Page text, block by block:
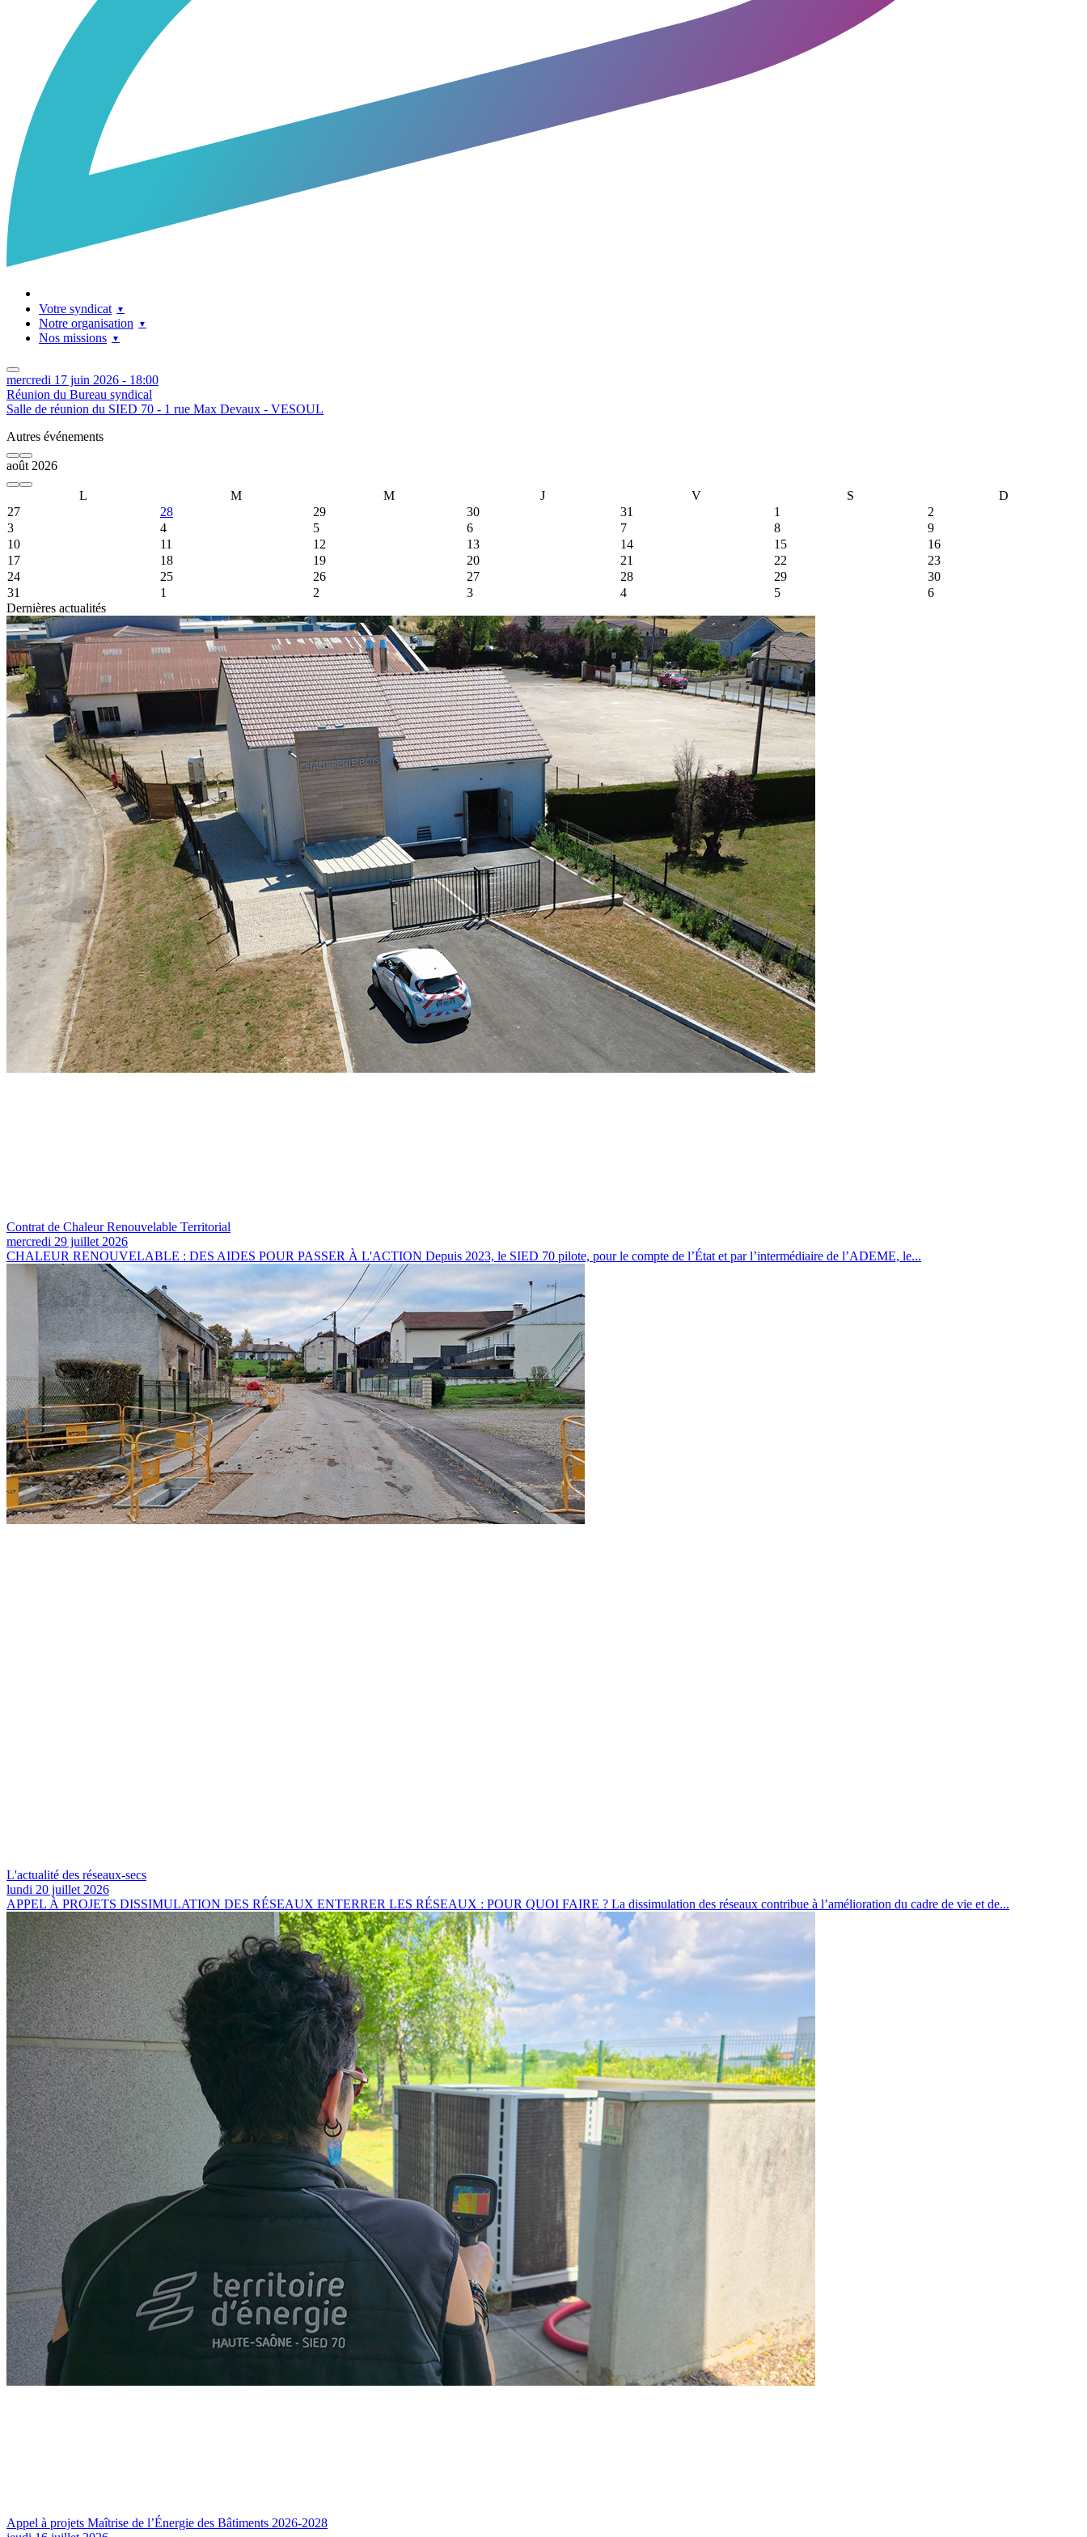
Votre syndicat
Notre organisation
Nos missions
mercredi 17 juin 2026 - 18:00
Réunion du Bureau syndical
Salle de réunion du SIED 70 - 1 rue Max Devaux - VESOUL
Autres événements
août 2026
L M M J V S
D
27
28 29 30 31 1
2
3
4 5 6 7 8
9
10
11 12 13 14 15
16
17
18 19 20 21 22
23
24
25 26 27 28 29
30
31
1 2 3 4 5
6
Event Date, août 2026
Dernières actualités
Contrat de Chaleur Renouvelable Territorial
mercredi 29 juillet 2026
CHALEUR RENOUVELABLE : DES AIDES POUR PASSER À L'ACTION Depuis 2023, le SIED 70 pilote, pour le compte de l’État et par l’intermédiaire de l’ADEME, le...
L'actualité des réseaux-secs
lundi 20 juillet 2026
APPEL À PROJETS DISSIMULATION DES RÉSEAUX ENTERRER LES RÉSEAUX : POUR QUOI FAIRE ? La dissimulation des réseaux contribue à l’amélioration du cadre de vie et de...
Appel à projets Maîtrise de l’Énergie des Bâtiments 2026-2028